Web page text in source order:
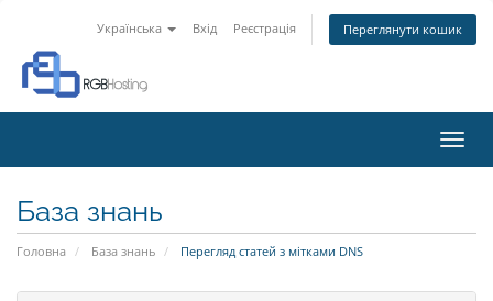
Українська Вхід Реєстрація Переглянути кошик
База знань
Головна База знань Перегляд статей з мітками DNS